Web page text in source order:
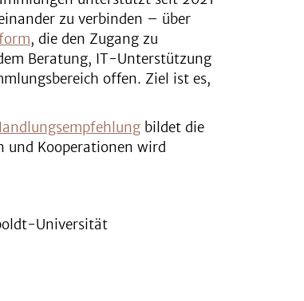
zu verbinden – über
, die den Zugang zu
Beratung, IT-Unterstützung
offen. Ziel ist es,
bildet die
und Kooperationen wird
Universität